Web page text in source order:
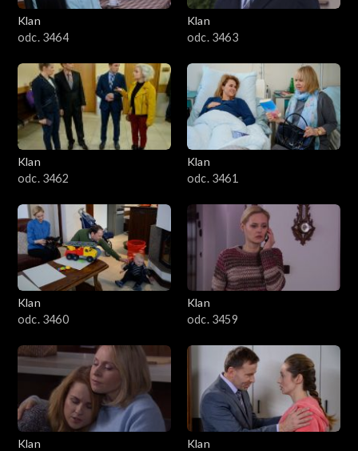
Klan
odc. 3464
Klan
odc. 3463
Klan
odc. 3462
Klan
odc. 3461
Klan
odc. 3460
Klan
odc. 3459
Klan
Klan